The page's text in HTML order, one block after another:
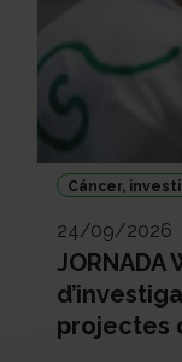
Cáncer,
24/09/2026
JORNADA
projectes